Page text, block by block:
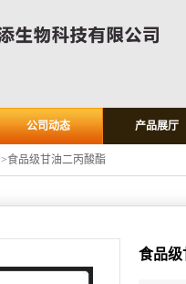
公司动态 产品展厅
>食品级甘油二丙酸酯
食品级